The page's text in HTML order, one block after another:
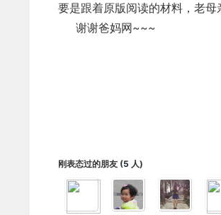
要是跟着原版阅读的材料，老
谢谢爸妈网~~~
刚表态过的朋友 (5 人)